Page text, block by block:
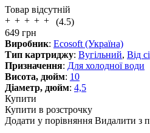
Товар відсутній
(4.5)
649 грн
Виробник: Ecosoft (Україна)
Тип картриджу: Вугільний, Від
Призначення: Для холодної води
Висота, дюйм: 10
Діаметр, дюйм: 4,5
Купити
Купити в розстрочку
Додати у порівняння Видалити з